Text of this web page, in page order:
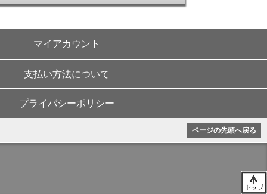
マイアカウント
支払い方法について
プライバシーポリシー
ページの先頭へ戻る